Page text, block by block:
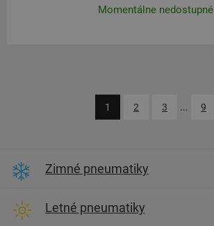
Momentálne nedostupné
1 2 3 ... 9
Zimné pneumatiky
Letné pneumatiky